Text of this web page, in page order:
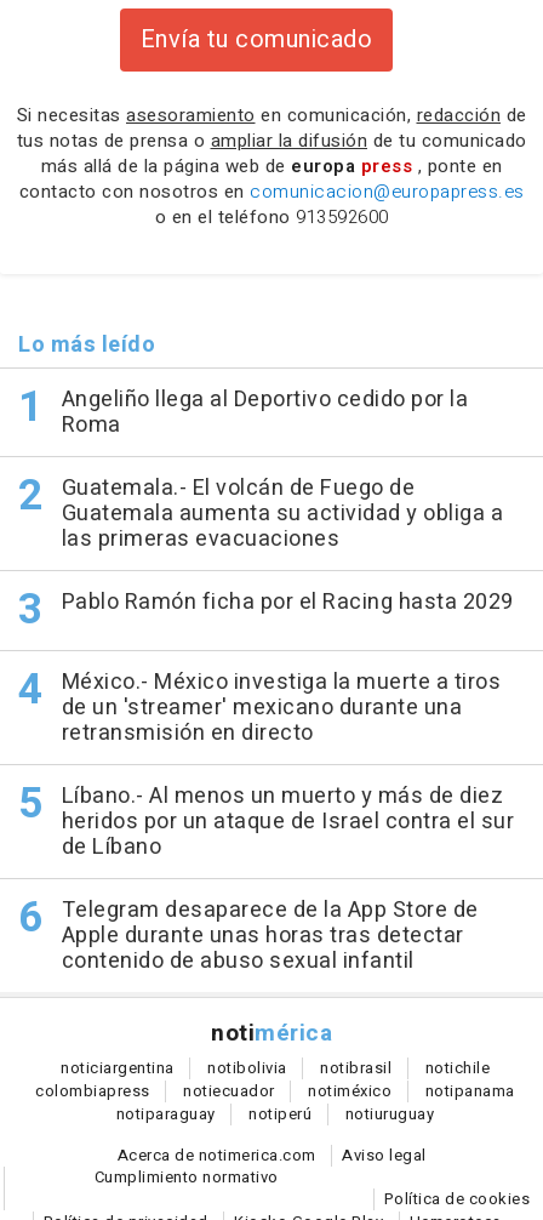
Envía tu comunicado
Si necesitas asesoramiento en comunicación, redacción de
tus notas de prensa o ampliar la difusión de tu comunicado
más allá de la página web de europa press , ponte en
contacto con nosotros en comunicacion@europapress.es
o en el teléfono 913592600
Lo más leído
Angeliño llega al Deportivo cedido por la
Roma
Guatemala.- El volcán de Fuego de
Guatemala aumenta su actividad y obliga a
las primeras evacuaciones
Pablo Ramón ficha por el Racing hasta 2029
México.- México investiga la muerte a tiros
de un 'streamer' mexicano durante una
retransmisión en directo
Líbano.- Al menos un muerto y más de diez
heridos por un ataque de Israel contra el sur
de Líbano
Telegram desaparece de la App Store de
Apple durante unas horas tras detectar
contenido de abuso sexual infantil
notimérica
noticiargentina notibolivia notibrasil notichile
colombiapress notiecuador notiméxico notipanama
notiparaguay notiperú notiuruguay
Acerca de notimerica.com
Aviso legal
Cumplimiento normativo
Política de cookies